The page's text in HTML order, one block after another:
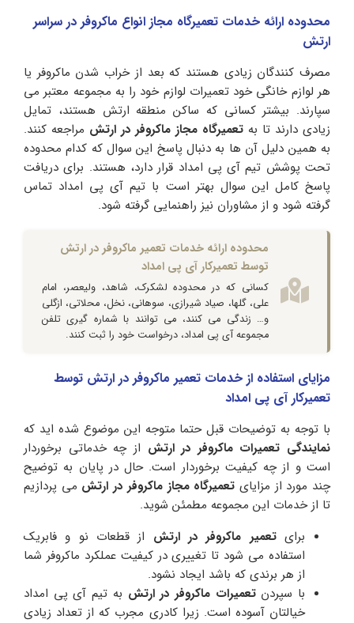
محدوده ارائه خدمات تعمیرگاه مجاز انواع ماکروفر در سراسر
ارتش
مصرف کنندگان زیادی هستند که بعد از خراب شدن ماکروفر یا
هر لوازم خانگی خود تعمیرات لوازم خود را به مجموعه معتبر می
سپارند. بیشتر کسانی که ساکن منطقه ارتش هستند، تمایل
زیادی دارند تا به تعمیرگاه مجاز ماکروفر در ارتش مراجعه کنند.
به همین دلیل آن ها به دنبال پاسخ این سوال که کدام محدوده
تحت پوشش تیم آی پی امداد قرار دارد، هستند. برای دریافت
پاسخ کامل این سوال بهتر است با تیم آی پی امداد تماس
گرفته شود و از مشاوران نیز راهنمایی گرفته شود.
محدوده ارائه خدمات تعمیر ماکروفر در ارتش
توسط تعمیرکار آی پی امداد
کسانی که در محدوده لشکرک، شاهد، ولیعصر، امام
علی، گلها، صیاد شیرازی، سوهانی، نخل، محلاتی، ازگلی
و… زندگی می کنند، می توانند با شماره گیری تلفن
مجموعه آی پی امداد، درخواست خود را ثبت کنند.
مزایای استفاده از خدمات تعمیر ماکروفر در ارتش توسط
تعمیرکار آی پی امداد
با توجه به توضیحات قبل حتما متوجه این موضوع شده اید که
نمایندگی تعمیرات ماکروفر در ارتش از چه خدماتی برخوردار
است و از چه کیفیت برخوردار است. حال در پایان به توضیح
چند مورد از مزایای تعمیرگاه مجاز ماکروفر در ارتش می پردازیم
تا از خدمات این مجموعه مطمئن شوید.
برایتعمیر ماکروفر در ارتش از قطعات نو و فابریک
استفاده می شود تا تغییری در کیفیت عملکرد ماکروفر شما
از هر برندی که باشد ایجاد نشود.
با سپردنتعمیرات ماکروفر در ارتش به تیم آی پی امداد
خیالتان آسوده است. زیرا کادری مجرب که از تعداد زیادی